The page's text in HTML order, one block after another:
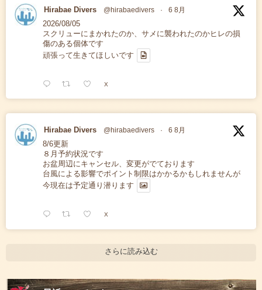
Hirabae Divers @hirabaedivers · 6 8月
2026/08/05
スクリューにまかれたのか、サメに襲われたのかヒレの損
傷のある個体です
頑張って生きてほしいです
X
Hirabae Divers @hirabaedivers · 6 8月
8/6更新
８月予約状況です
お盆周辺にキャンセル、変更がでております
台風による影響でポイント制限はかかるかもしれませんが
今現在は予定通り潜ります
X
さらに読み込む